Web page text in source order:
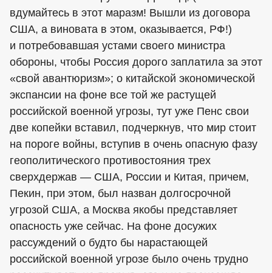
вдумайтесь в этот маразм! Вышли из договора
США, а виновата в этом, оказывается, РФ!)
и потребовавшая устами своего министра
обороны, чтобы Россия дорого заплатила за этот
«свой авантюризм»; о китайской экономической
экспансии на фоне все той же растущей
российской военной угрозы, тут уже Пенс свои
две копейки вставил, подчеркнув, что мир стоит
на пороге войны, вступив в очень опасную фазу
геополитического противостояния трех
сверхдержав — США, России и Китая, причем,
Пекин, при этом, был назван долгосрочной
угрозой США, а Москва якобы представляет
опасность уже сейчас. На фоне досужих
рассуждений о будто бы нарастающей
российской военной угрозе было очень трудно